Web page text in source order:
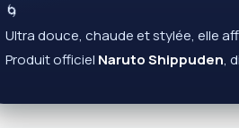
🌀
Ultra douce, chaude et stylée, elle
Produit officiel Naruto Shippuden,